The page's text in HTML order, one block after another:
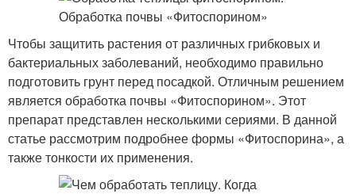
Чтобы защитить растения от различных грибковых и
бактериальных заболеваний, необходимо правильно
подготовить грунт перед посадкой. Отличным решением
является обработка почвы «Фитоспорином». Этот
препарат представлен несколькими сериями. В данной
статье рассмотрим подробнее формы «Фитоспорина», а
также тонкости их применения.